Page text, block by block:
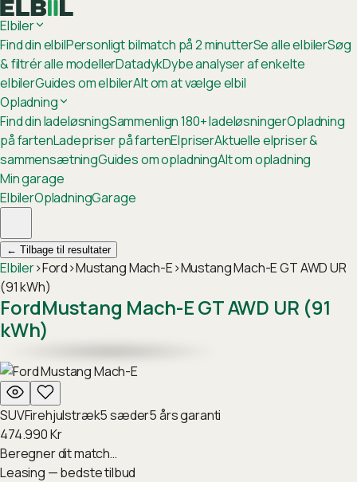
Elbiler
Find din elbilPersonligt bilmatch på 2 minutterSe alle elbilerSøg
& filtrér alle modellerDatadykDybe analyser af enkelte
elbilerGuides om elbilerAlt om at vælge elbil
Opladning
Find din ladeløsningSammenlign 180+ ladeløsningerOpladning
på fartenLadepriser på fartenElpriserAktuelle elpriser &
sammensætningGuides om opladningAlt om opladning
Min garage
ElbilerOpladningGarage
← Tilbage til resultater
Elbiler›Ford›Mustang Mach-E›Mustang Mach-E GT AWD UR
(91 kWh)
FordMustang Mach-E GT AWD UR (91
kWh)
SUVFirehjulstræk5sæder5års garanti
474.990Kr
Beregner dit match…
Leasing — bedste tilbud